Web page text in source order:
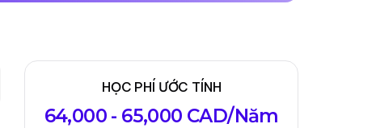
HỌC PHÍ ƯỚC TÍNH
64,000 - 65,000 CAD/Năm